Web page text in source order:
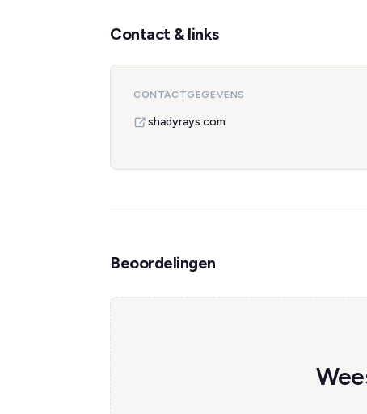
Contact & links
CONTACTGEGEVENS
shadyrays.com
Beoordelingen